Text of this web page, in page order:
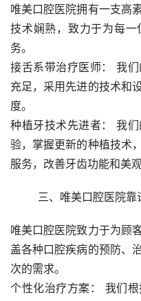
唯美口腔医院拥有一支高
技术娴熟，致力于为每
务。
接舌系带治疗医师： 我
充足，采用先进的技术和
度。
种植牙技术先进者： 我
验，掌握更新的种植技术
服务，改善牙齿功能和美观
三、唯美口腔医院
唯美口腔医院致力于为顾
盖各种口腔疾病的预防、
次的需求。
个性化治疗方案： 我们